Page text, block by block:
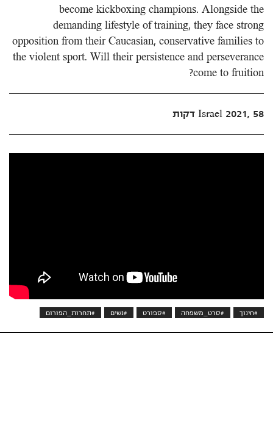
become kickboxing champions. Alongside the
demanding lifestyle of training, they face strong
opposition from their Caucasian, conservative families to
the violent sport. Will their persistence and perseverance
come to fruition?
Israel 2021, 58 דקות
#חינוך #סרט_משפחה #ספורט #נשים #תחרות_הפורום